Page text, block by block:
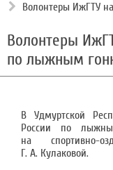
Волонтеры ИжГТУ
Волонтеры
по лыжным
В Удмуртской
России по
на спортивно-
Г. А. Кулаковой.